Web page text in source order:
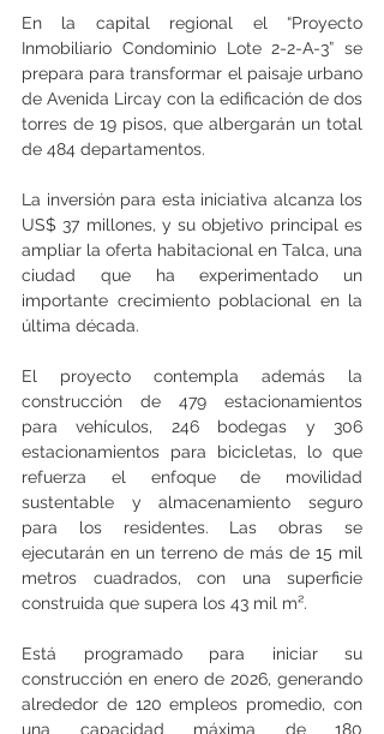
En la capital regional el “Proyecto
Inmobiliario Condominio Lote 2-2-A-3” se
prepara para transformar el paisaje urbano
de Avenida Lircay con la edificación de dos
torres de 19 pisos, que albergarán un total
de 484 departamentos.
La inversión para esta iniciativa alcanza los
US$ 37 millones, y su objetivo principal es
ampliar la oferta habitacional en Talca, una
ciudad que ha experimentado un
importante crecimiento poblacional en la
última década.
El proyecto contempla además la
construcción de 479 estacionamientos
para vehículos, 246 bodegas y 306
estacionamientos para bicicletas, lo que
refuerza el enfoque de movilidad
sustentable y almacenamiento seguro
para los residentes. Las obras se
ejecutarán en un terreno de más de 15 mil
metros cuadrados, con una superficie
construida que supera los 43 mil m².
Está programado para iniciar su
construcción en enero de 2026, generando
alrededor de 120 empleos promedio, con
una capacidad máxima de 180